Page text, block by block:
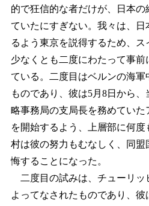
的で狂信的な者だけが、日本の
ていたにすぎない。我々は、
るよう東京を説得するため、
少なくとも二度にわたって事
ている。二度目はベルンの海軍
ものであり、彼は5月8日から
略事務局の支局長を務めてい
を開始するよう、上層部に何
村は彼の努力もむなしく、同
悔することになった。
二度目の試みは、チューリッ
よってなされたものであり、